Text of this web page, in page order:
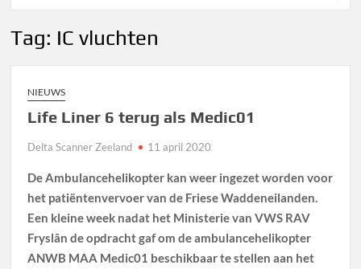
Tag: IC vluchten
NIEUWS
Life Liner 6 terug als Medic01
Delta Scanner Zeeland 11 april 2020
De Ambulancehelikopter kan weer ingezet worden voor
het patiëntenvervoer van de Friese Waddeneilanden.
Een kleine week nadat het Ministerie van VWS RAV
Fryslân de opdracht gaf om de ambulancehelikopter
ANWB MAA Medic01 beschikbaar te stellen aan het